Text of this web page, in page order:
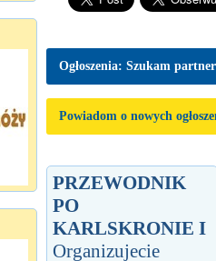
Ogłoszenia: Szukam
Powiadom o nowych
PRZEWODNIK
PO
KARLSKRONIE I
Organizujecie